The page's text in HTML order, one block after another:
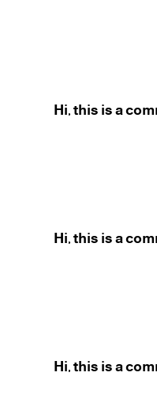
Hi, this is a
Hi, this is a
Hi, this is a